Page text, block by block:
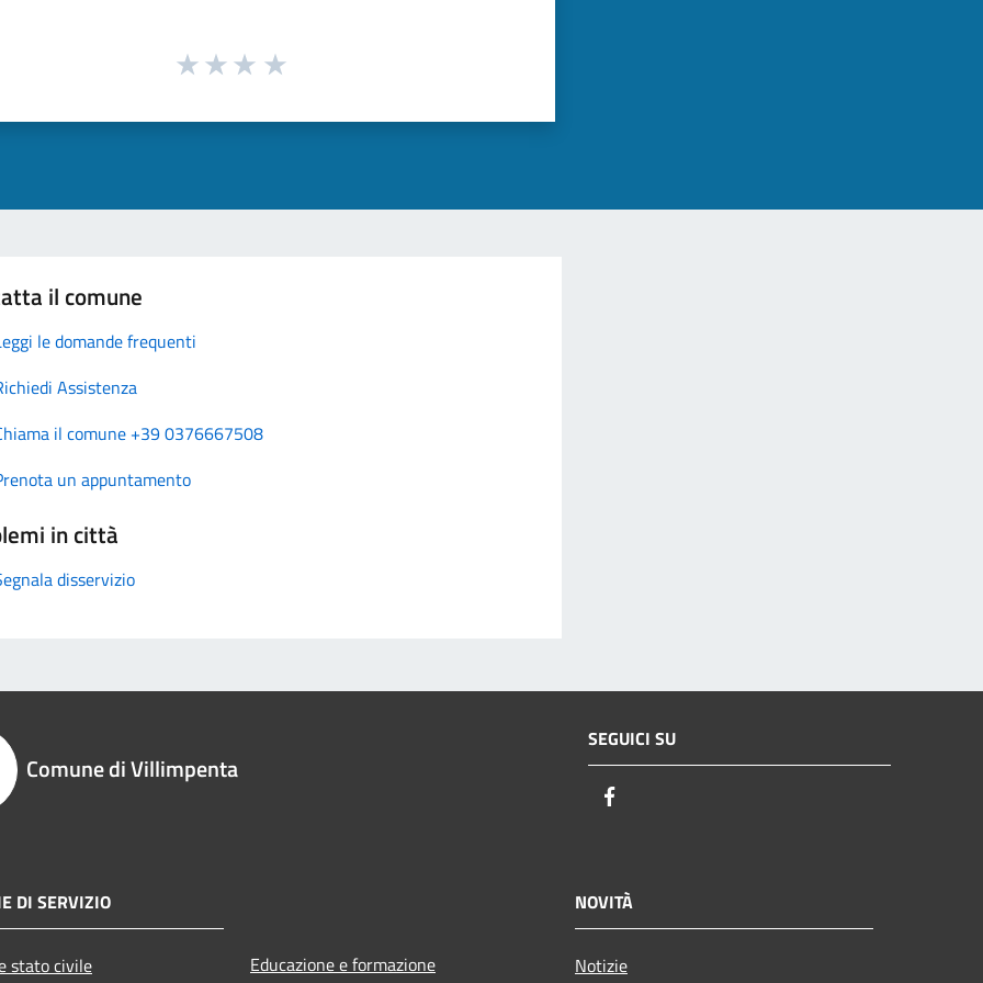
il comune
le domande frequenti
Assistenza
il comune +39 0376667508
un appuntamento
in città
disservizio
Comune di Villimpenta
SEGUICI SU
DI SERVIZIO
stato civile Educazione e formazione
NOVITÀ
Notizie